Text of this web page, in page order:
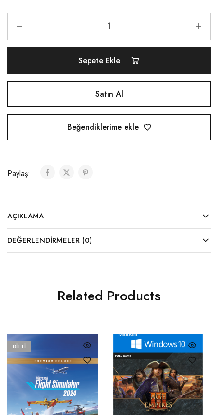
Sepete Ekle
Satın Al
Beğendiklerime ekle
Paylaş:
AÇIKLAMA
DEĞERLENDIRMELER (0)
Related Products
BITTI